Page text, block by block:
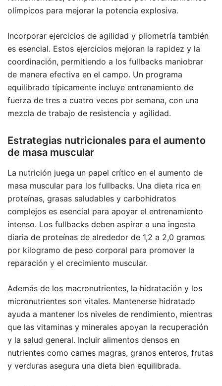
olímpicos para mejorar la potencia explosiva.
Incorporar ejercicios de agilidad y pliometría también
es esencial. Estos ejercicios mejoran la rapidez y la
coordinación, permitiendo a los fullbacks maniobrar
de manera efectiva en el campo. Un programa
equilibrado típicamente incluye entrenamiento de
fuerza de tres a cuatro veces por semana, con una
mezcla de trabajo de resistencia y agilidad.
Estrategias nutricionales para el aumento
de masa muscular
La nutrición juega un papel crítico en el aumento de
masa muscular para los fullbacks. Una dieta rica en
proteínas, grasas saludables y carbohidratos
complejos es esencial para apoyar el entrenamiento
intenso. Los fullbacks deben aspirar a una ingesta
diaria de proteínas de alrededor de 1,2 a 2,0 gramos
por kilogramo de peso corporal para promover la
reparación y el crecimiento muscular.
Además de los macronutrientes, la hidratación y los
micronutrientes son vitales. Mantenerse hidratado
ayuda a mantener los niveles de rendimiento, mientras
que las vitaminas y minerales apoyan la recuperación
y la salud general. Incluir alimentos densos en
nutrientes como carnes magras, granos enteros, frutas
y verduras asegura una dieta bien equilibrada.